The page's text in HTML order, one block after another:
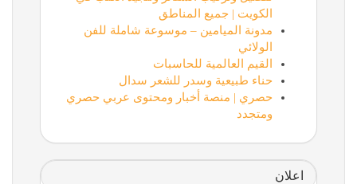
الكويت | جميع المناطق
مدونة الميامين – موسوعة شاملة للفن
الولائي
القيم العالمية للحاسبات
حناء طبيعية وسدر للشعر سدال
حصري | منصة أخبار ومحتوى عربي حصري
ومتجدد
اعلان